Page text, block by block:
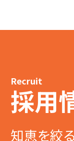
Recruit
採用
知恵を絞